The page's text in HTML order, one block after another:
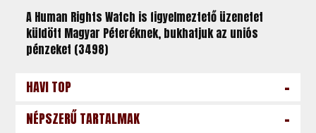
A Human Rights Watch is figyelmeztető üzenetet
küldött Magyar Péteréknek, bukhatjuk az uniós
pénzeket (3498)
HAVI TOP -
NÉPSZERŰ TARTALMAK -